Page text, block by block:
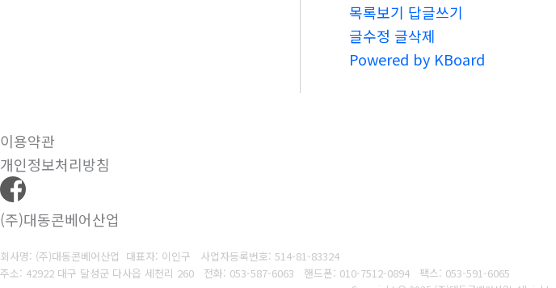
목록보기 답글쓰기
글수정 글삭제
Powered by KBoard
이용약관
개인정보처리방침
(주)대동콘베어산업
회사명: (주)대동콘베어산업 대표자: 이인구 사업자등록번호: 514-81-83324
주소: 42922 대구 달성군 다사읍 세천리 260 전화: 053-587-6063 핸드폰: 010-7512-0894 팩스: 053-591-6065